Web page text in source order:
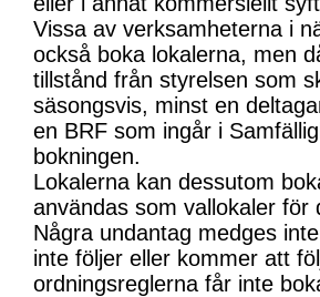
Vissa av verksamheterna i
också boka lokalerna, men
tillstånd från styrelsen som
säsongsvis, minst en
en BRF som ingår i
bokningen.
Lokalerna kan dessutom
användas som vallokaler för
Några undantag medges
inte följer eller kommer att
ordningsreglerna får inte